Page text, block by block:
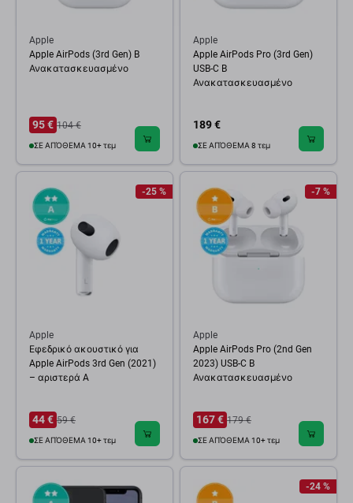
Apple
Apple AirPods (3rd Gen) B
Ανακατασκευασμένο
95 € 104 €
ΣΕ ΑΠΌΘΕΜΑ 10+ τεμ
Apple
Apple AirPods Pro (3rd Gen)
USB-C B
Ανακατασκευασμένο
189 €
ΣΕ ΑΠΌΘΕΜΑ 8 τεμ
-25 %
Apple
Εφεδρικό ακουστικό για
Apple AirPods 3rd Gen (2021)
– αριστερά A
44 € 59 €
ΣΕ ΑΠΌΘΕΜΑ 10+ τεμ
-7 %
Apple
Apple AirPods Pro (2nd Gen
2023) USB-C B
Ανακατασκευασμένο
167 € 179 €
ΣΕ ΑΠΌΘΕΜΑ 10+ τεμ
-24 %